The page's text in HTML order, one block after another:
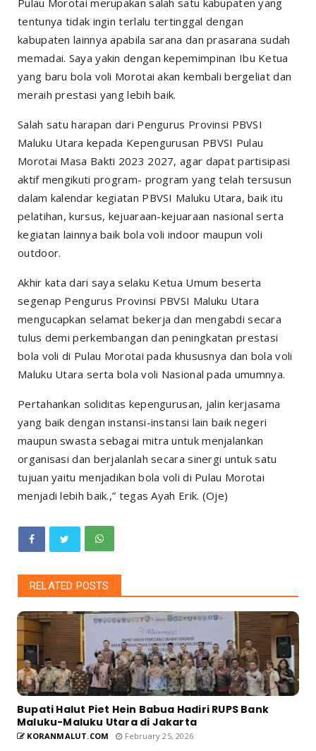
tentunya tidak ingin terlalu tertinggal dengan
kabupaten lainnya apabila sarana dan prasarana sudah
memadai. Saya yakin dengan kepemimpinan Ibu Ketua
yang baru bola voli Morotai akan kembali bergeliat dan
meraih prestasi yang lebih baik.
Salah satu harapan dari Pengurus Provinsi PBVSI
Maluku Utara kepada Kepengurusan PBVSI Pulau
Morotai Masa Bakti 2023 2027, agar dapat partisipasi
aktif mengikuti program- program yang telah tersusun
dalam kalendar kegiatan PBVSI Maluku Utara, baik itu
pelatihan, kursus, kejuaraan-kejuaraan nasional serta
kegiatan lainnya baik bola voli indoor maupun voli
outdoor.
Akhir kata dari saya selaku Ketua Umum beserta
segenap Pengurus Provinsi PBVSI Maluku Utara
mengucapkan selamat bekerja dan mengabdi secara
tulus demi perkembangan dan peningkatan prestasi
bola voli di Pulau Morotai pada khususnya dan bola voli
Maluku Utara serta bola voli Nasional pada umumnya.
Pertahankan soliditas kepengurusan, jalin kerjasama
yang baik dengan instansi-instansi lain baik negeri
maupun swasta sebagai mitra untuk menjalankan
organisasi dan berjalanlah secara sinergi untuk satu
tujuan yaitu menjadikan bola voli di Pulau Morotai
menjadi lebih baik.,” tegas Ayah Erik. (Oje)
RELATED POSTS
Bupati Halut Piet Hein Babua Hadiri RUPS Bank
Maluku-Maluku Utara di Jakarta
KORANMALUT.COM February 25, 2026